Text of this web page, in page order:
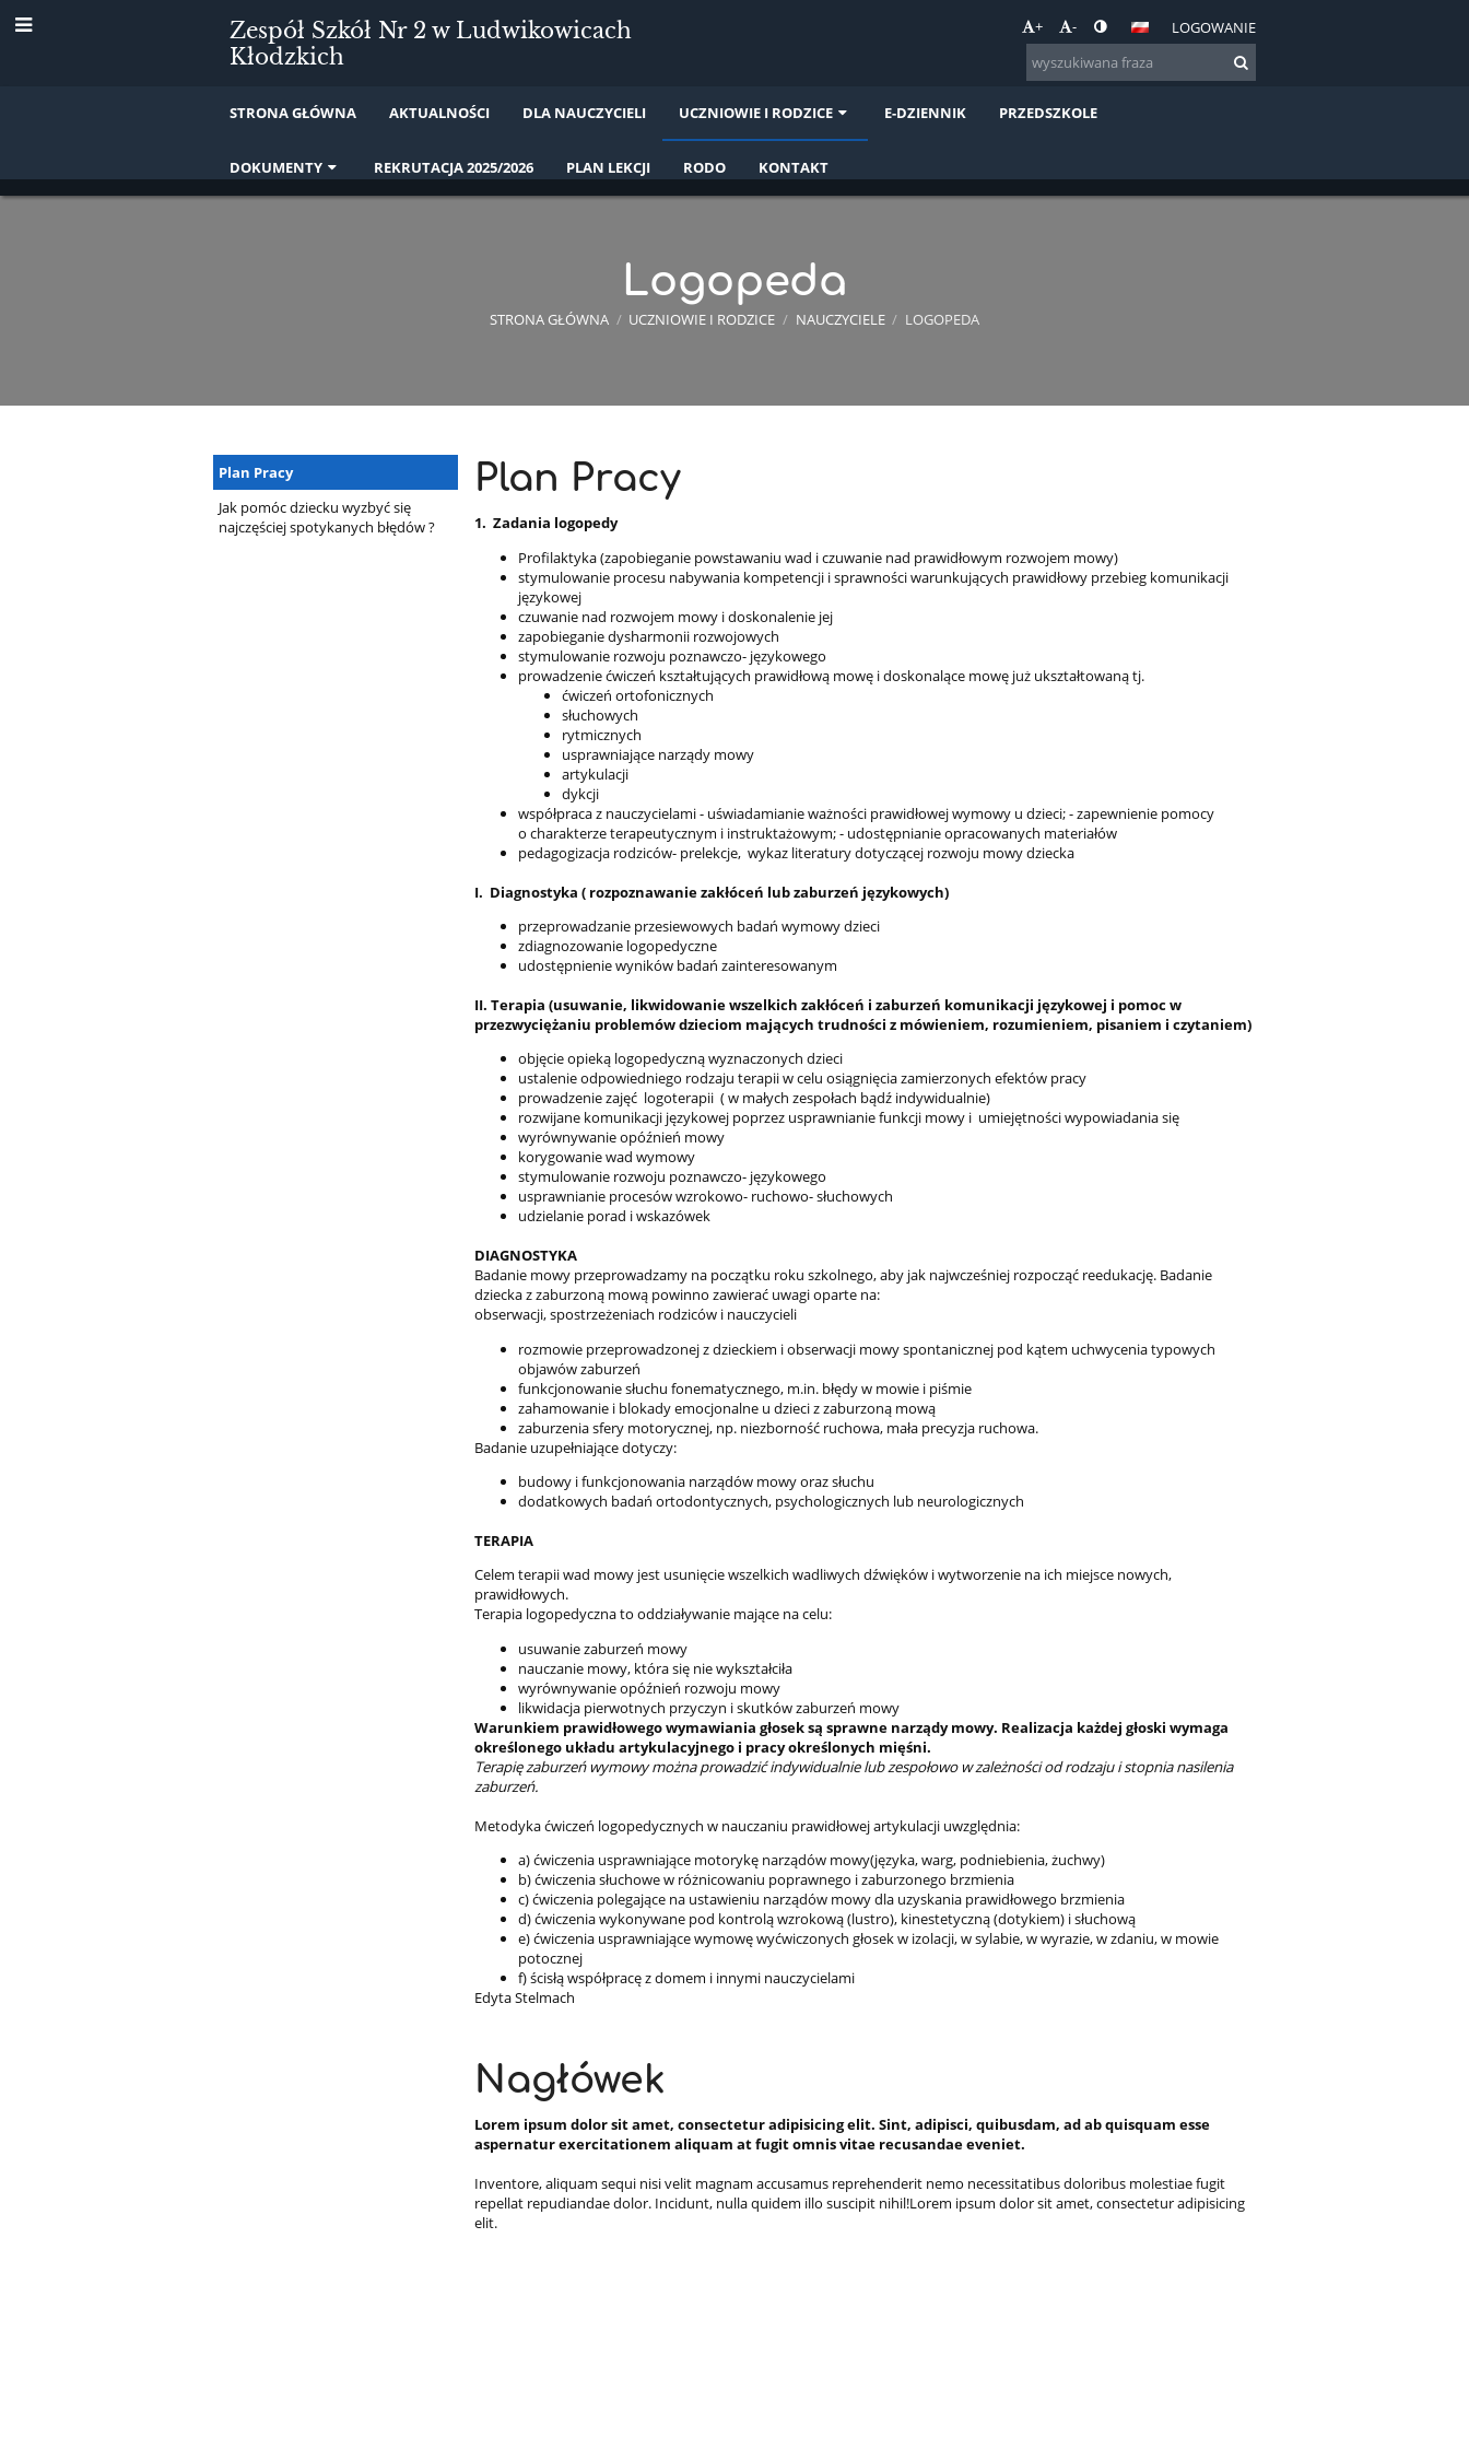
Zespół Szkół Nr 2 w Ludwikowicach
Kłodzkich
+ - LOGOWANIE
STRONA GŁÓWNA AKTUALNOŚCI DLA NAUCZYCIELI UCZNIOWIE I RODZICE E-DZIENNIK PRZEDSZKOLE
DOKUMENTY REKRUTACJA 2025/2026 PLAN LEKCJI RODO KONTAKT
Logopeda
STRONA GŁÓWNA / UCZNIOWIE I RODZICE / NAUCZYCIELE / LOGOPEDA
Logopeda
Plan Pracy
Jak pomóc dziecku wyzbyć się
najczęściej spotykanych błędów ?
Plan Pracy
1. Zadania logopedy
Profilaktyka (zapobieganie powstawaniu wad i czuwanie nad prawidłowym rozwojem mowy)
stymulowanie procesu nabywania kompetencji i sprawności warunkujących prawidłowy przebieg komunikacji
językowej
czuwanie nad rozwojem mowy i doskonalenie jej
zapobieganie dysharmonii rozwojowych
stymulowanie rozwoju poznawczo- językowego
prowadzenie ćwiczeń kształtujących prawidłową mowę i doskonalące mowę już ukształtowaną tj.
ćwiczeń ortofonicznych
słuchowych
rytmicznych
usprawniające narządy mowy
artykulacji
dykcji
współpraca z nauczycielami - uświadamianie ważności prawidłowej wymowy u dzieci; - zapewnienie pomocy
o charakterze terapeutycznym i instruktażowym; - udostępnianie opracowanych materiałów
pedagogizacja rodziców- prelekcje, wykaz literatury dotyczącej rozwoju mowy dziecka
I. Diagnostyka ( rozpoznawanie zakłóceń lub zaburzeń językowych)
przeprowadzanie przesiewowych badań wymowy dzieci
zdiagnozowanie logopedyczne
udostępnienie wyników badań zainteresowanym
II. Terapia (usuwanie, likwidowanie wszelkich zakłóceń i zaburzeń komunikacji językowej i pomoc w
przezwyciężaniu problemów dzieciom mających trudności z mówieniem, rozumieniem, pisaniem i czytaniem)
objęcie opieką logopedyczną wyznaczonych dzieci
ustalenie odpowiedniego rodzaju terapii w celu osiągnięcia zamierzonych efektów pracy
prowadzenie zajęć logoterapii ( w małych zespołach bądź indywidualnie)
rozwijane komunikacji językowej poprzez usprawnianie funkcji mowy i umiejętności wypowiadania się
wyrównywanie opóźnień mowy
korygowanie wad wymowy
stymulowanie rozwoju poznawczo- językowego
usprawnianie procesów wzrokowo- ruchowo- słuchowych
udzielanie porad i wskazówek
DIAGNOSTYKA
Badanie mowy przeprowadzamy na początku roku szkolnego, aby jak najwcześniej rozpocząć reedukację. Badanie
dziecka z zaburzoną mową powinno zawierać uwagi oparte na:
obserwacji, spostrzeżeniach rodziców i nauczycieli
rozmowie przeprowadzonej z dzieckiem i obserwacji mowy spontanicznej pod kątem uchwycenia typowych
objawów zaburzeń
funkcjonowanie słuchu fonematycznego, m.in. błędy w mowie i piśmie
zahamowanie i blokady emocjonalne u dzieci z zaburzoną mową
zaburzenia sfery motorycznej, np. niezborność ruchowa, mała precyzja ruchowa.
Badanie uzupełniające dotyczy:
budowy i funkcjonowania narządów mowy oraz słuchu
dodatkowych badań ortodontycznych, psychologicznych lub neurologicznych
TERAPIA
Celem terapii wad mowy jest usunięcie wszelkich wadliwych dźwięków i wytworzenie na ich miejsce nowych,
prawidłowych.
Terapia logopedyczna to oddziaływanie mające na celu:
usuwanie zaburzeń mowy
nauczanie mowy, która się nie wykształciła
wyrównywanie opóźnień rozwoju mowy
likwidacja pierwotnych przyczyn i skutków zaburzeń mowy
Warunkiem prawidłowego wymawiania głosek są sprawne narządy mowy. Realizacja każdej głoski wymaga
określonego układu artykulacyjnego i pracy określonych mięśni.
Terapię zaburzeń wymowy można prowadzić indywidualnie lub zespołowo w zależności od rodzaju i stopnia nasilenia
zaburzeń.
Metodyka ćwiczeń logopedycznych w nauczaniu prawidłowej artykulacji uwzględnia:
a) ćwiczenia usprawniające motorykę narządów mowy(języka, warg, podniebienia, żuchwy)
b) ćwiczenia słuchowe w różnicowaniu poprawnego i zaburzonego brzmienia
c) ćwiczenia polegające na ustawieniu narządów mowy dla uzyskania prawidłowego brzmienia
d) ćwiczenia wykonywane pod kontrolą wzrokową (lustro), kinestetyczną (dotykiem) i słuchową
e) ćwiczenia usprawniające wymowę wyćwiczonych głosek w izolacji, w sylabie, w wyrazie, w zdaniu, w mowie
potocznej
f) ścisłą współpracę z domem i innymi nauczycielami
Edyta Stelmach
Nagłówek
Lorem ipsum dolor sit amet, consectetur adipisicing elit. Sint, adipisci, quibusdam, ad ab quisquam esse
aspernatur exercitationem aliquam at fugit omnis vitae recusandae eveniet.
Inventore, aliquam sequi nisi velit magnam accusamus reprehenderit nemo necessitatibus doloribus molestiae fugit
repellat repudiandae dolor. Incidunt, nulla quidem illo suscipit nihil!Lorem ipsum dolor sit amet, consectetur adipisicing
elit.